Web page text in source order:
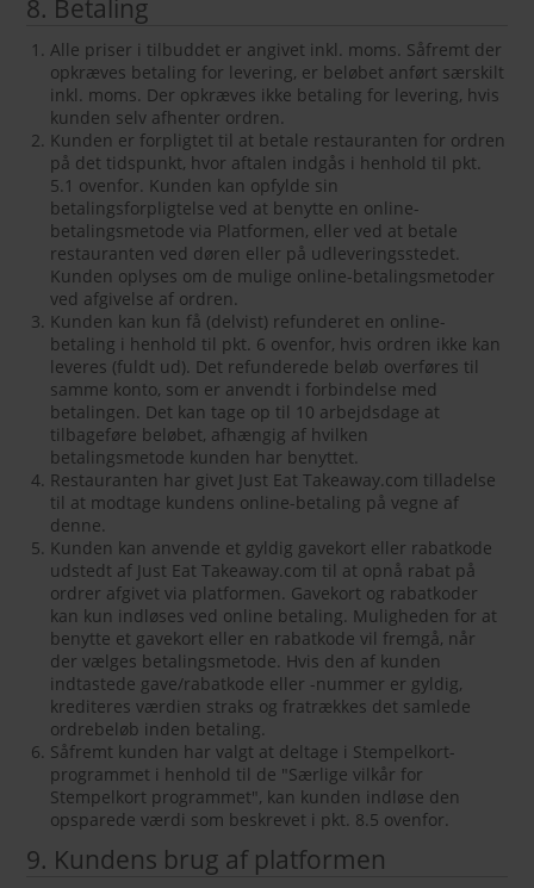
8. Betaling
Alle priser i tilbuddet er angivet inkl. moms. Såfremt der
opkræves betaling for levering, er beløbet anført særskilt
inkl. moms. Der opkræves ikke betaling for levering, hvis
kunden selv afhenter ordren.
Kunden er forpligtet til at betale restauranten for ordren
på det tidspunkt, hvor aftalen indgås i henhold til pkt.
5.1 ovenfor. Kunden kan opfylde sin
betalingsforpligtelse ved at benytte en online-
betalingsmetode via Platformen, eller ved at betale
restauranten ved døren eller på udleveringsstedet.
Kunden oplyses om de mulige online-betalingsmetoder
ved afgivelse af ordren.
Kunden kan kun få (delvist) refunderet en online-
betaling i henhold til pkt. 6 ovenfor, hvis ordren ikke kan
leveres (fuldt ud). Det refunderede beløb overføres til
samme konto, som er anvendt i forbindelse med
betalingen. Det kan tage op til 10 arbejdsdage at
tilbageføre beløbet, afhængig af hvilken
betalingsmetode kunden har benyttet.
Restauranten har givet Just Eat Takeaway.com tilladelse
til at modtage kundens online-betaling på vegne af
denne.
Kunden kan anvende et gyldig gavekort eller rabatkode
udstedt af Just Eat Takeaway.com til at opnå rabat på
ordrer afgivet via platformen. Gavekort og rabatkoder
kan kun indløses ved online betaling. Muligheden for at
benytte et gavekort eller en rabatkode vil fremgå, når
der vælges betalingsmetode. Hvis den af kunden
indtastede gave/rabatkode eller -nummer er gyldig,
krediteres værdien straks og fratrækkes det samlede
ordrebeløb inden betaling.
Såfremt kunden har valgt at deltage i Stempelkort-
programmet i henhold til de "Særlige vilkår for
Stempelkort programmet", kan kunden indløse den
opsparede værdi som beskrevet i pkt. 8.5 ovenfor.
9. Kundens brug af platformen